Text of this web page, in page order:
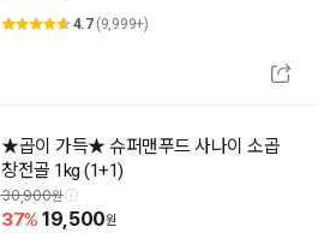
4.7 (9,999+)
★곱이 가득★ 슈퍼맨푸드 사나이 소곱
창전골 1kg (1+1)
30,900
37 19,500